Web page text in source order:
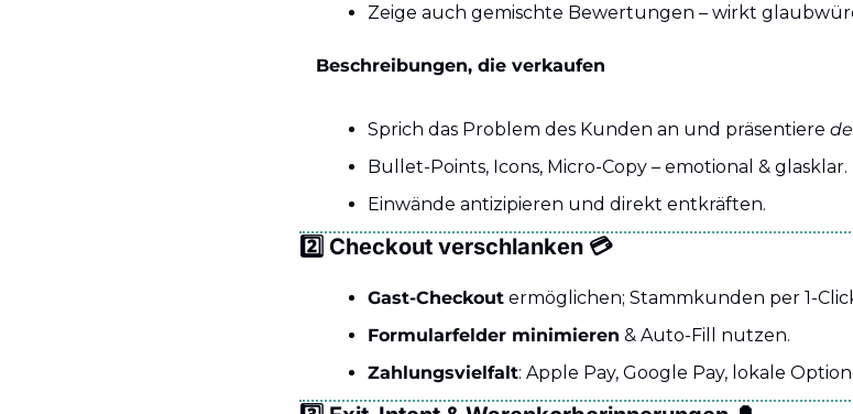
Zeige auch gemischte Bewertungen – wirkt
Beschreibungen, die verkaufen
Sprich das Problem des Kunden an und präsentiere
Bullet-Points, Icons, Micro-Copy – emotional & glasklar.
Einwände antizipieren und direkt entkräften.
2️⃣ Checkout verschlanken 💳
Gast-Checkout ermöglichen; Stammkunden per 1-
Formularfelder minimieren & Auto-Fill nutzen.
Zahlungsvielfalt: Apple Pay, Google Pay, lokale